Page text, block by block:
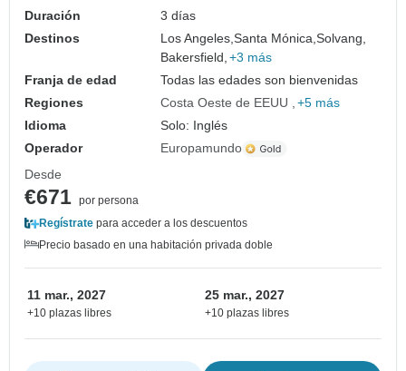
Duración
3 días
Destinos
Los Angeles,Santa Mónica,Solvang,
Bakersfield, +3 más
Franja de edad
Todas las edades son bienvenidas
Regiones
Costa Oeste de EEUU
+5 más
Idioma
Solo: Inglés
Operador
Europamundo
Desde
€671 por persona
Regístrate para acceder a los descuentos
Precio basado en una habitación privada doble
11 mar., 2027
+10 plazas libres
25 mar., 2027
+10 plazas libres